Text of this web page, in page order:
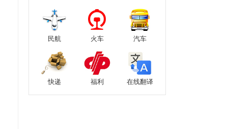
民航 火车 汽车
快递 福利 在线翻译